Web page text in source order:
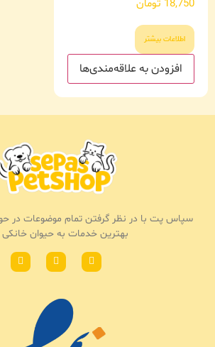
18,750 تومان
اطلاعات بیشتر
افزودن به علاقه‌مندی‌ها
سپاس پت با در نظر گرفتن تمام موضوعات در
بهترین خدمات به حیوان